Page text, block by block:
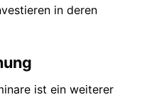
in deren
ist ein weiterer